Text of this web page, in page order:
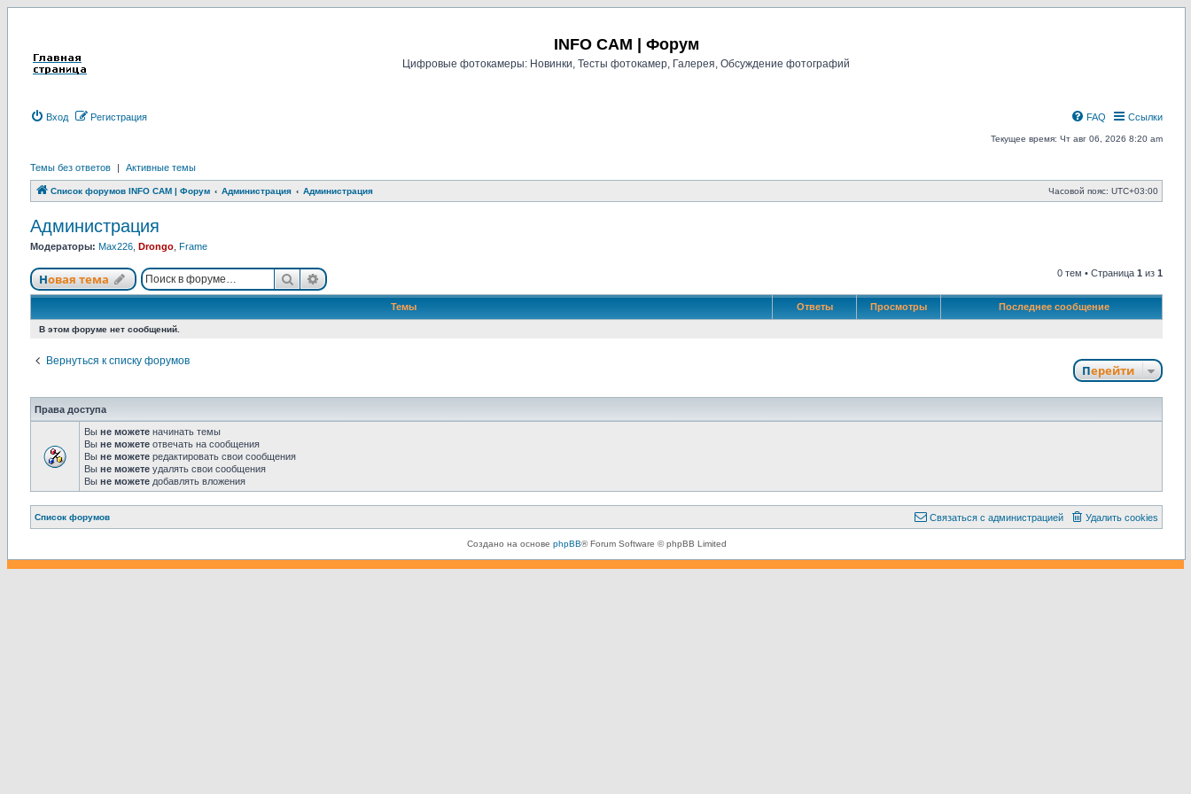
INFO CAM | Форум
Цифровые фотокамеры: Новинки, Тесты фотокамер, Галерея, Обсуждение фотографий
Вход Регистрация Ссылки
FAQ
Текущее время: Чт авг 06, 2026 8:20 am
Темы без ответов | Активные темы
Список форумов INFO CAM | Форум Администрация Администрация Часовой пояс: UTC+03:00
Администрация
Модераторы: Max226 Drongo Frame
Новая тема
Новая тема ПоискРасширенный поиск 0 тем • Страница 1 из 1
Темы Ответы Просмотры Последнее сообщение
В этом форуме нет сообщений.
Вернуться к списку форумов
Перейти
Права доступа
Вы не можете начинать темы
Вы не можете отвечать на сообщения
Вы не можете редактировать свои сообщения
Вы не можете удалять свои сообщения
Вы не можете добавлять вложения
Список форумов Удалить cookies
Связаться с
Связаться с администрацией
Создано на основе phpBB® Forum Software © phpBB Limited